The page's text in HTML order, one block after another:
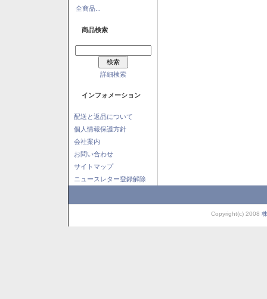
全商品...
商品検索
詳細検索
インフォメーション
配送と返品について
個人情報保護方針
会社案内
お問い合わせ
サイトマップ
ニュースレター登録解除
Copyright(c) 2008